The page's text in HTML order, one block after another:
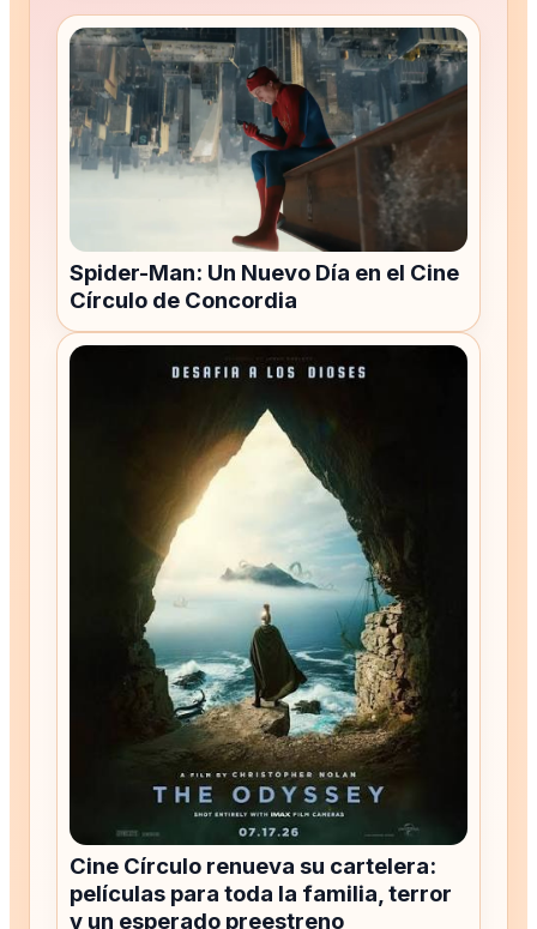
Spider-Man: Un Nuevo Día en el Cine
Círculo de Concordia
Cine Círculo renueva su cartelera:
películas para toda la familia, terror
y un esperado preestreno